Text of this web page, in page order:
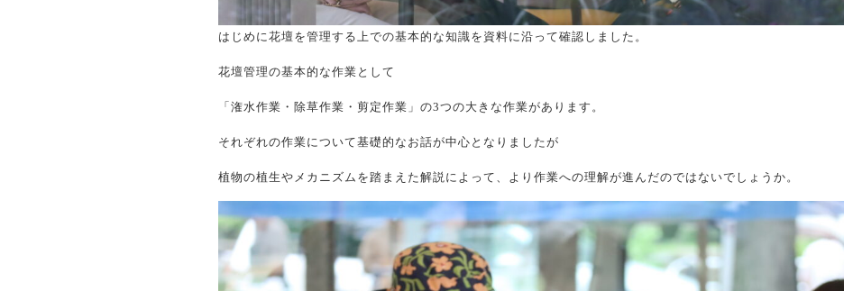
はじめに花壇を管理する上での基本的な知識を資料に沿って確認しました。
花壇管理の基本的な作業として
「潅水作業・除草作業・剪定作業」の3つの大きな作業があります。
それぞれの作業について基礎的なお話が中心となりましたが
植物の植生やメカニズムを踏まえた解説によって、より作業への理解が進んだのではないでしょうか。